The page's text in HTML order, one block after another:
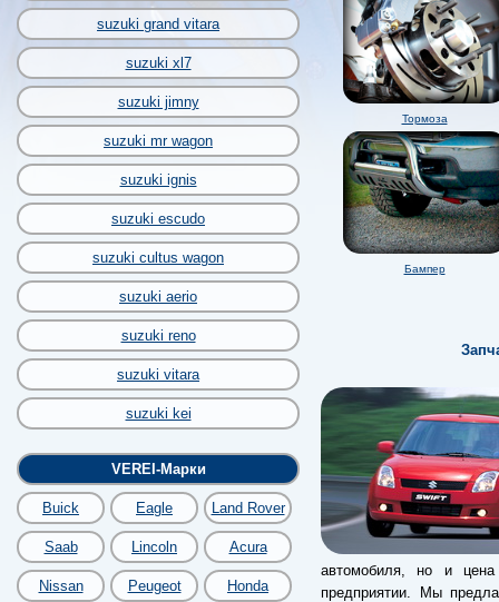
suzuki grand vitara
suzuki xl7
suzuki jimny
suzuki mr wagon
suzuki ignis
suzuki escudo
suzuki cultus wagon
suzuki aerio
suzuki reno
suzuki vitara
suzuki kei
VEREI-Марки
Buick Eagle Land Rover
Saab Lincoln Acura
Nissan Peugeot Honda
Тормоза
Бампер
автомобиля, но и
предприятии. Мы